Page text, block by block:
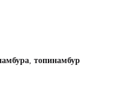
топинамбур